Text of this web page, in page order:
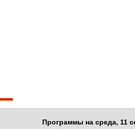
Программы на среда, 11